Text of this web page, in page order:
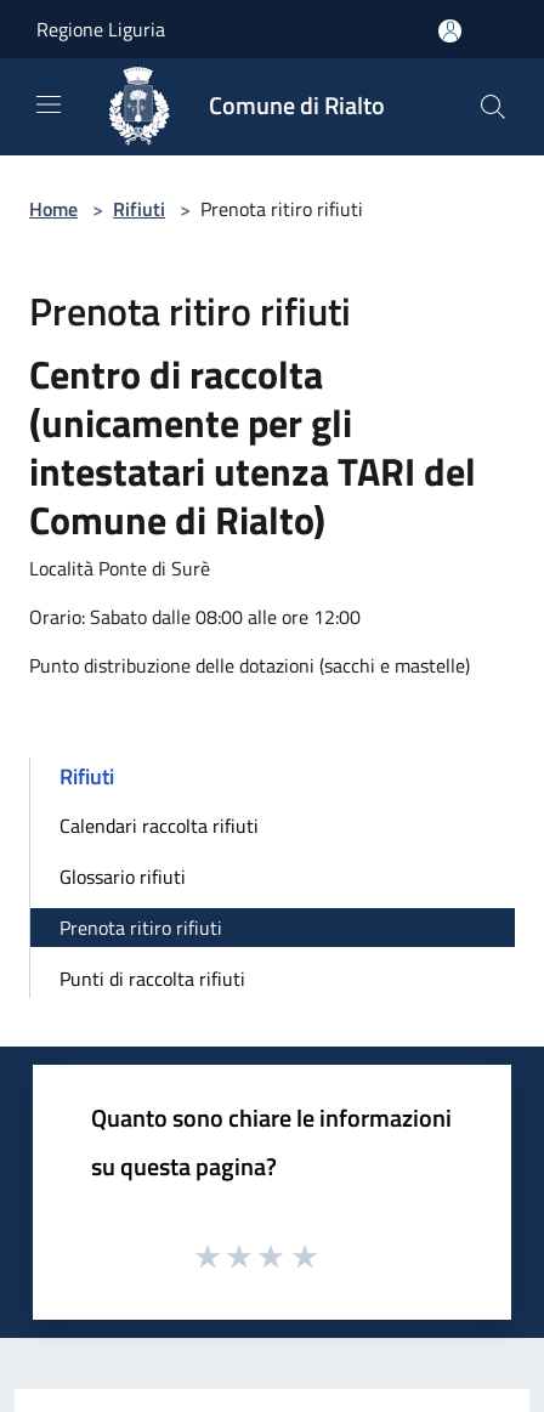
Regione Liguria
Comune di Rialto
Home > Rifiuti > Prenota ritiro rifiuti
Prenota ritiro rifiuti
Centro di raccolta
(unicamente per gli
intestatari utenza TARI del
Comune di Rialto)
Località Ponte di Surè
Orario: Sabato dalle 08:00 alle ore 12:00
Punto distribuzione delle dotazioni (sacchi e mastelle)
Rifiuti
Calendari raccolta rifiuti
Glossario rifiuti
Prenota ritiro rifiuti
Punti di raccolta rifiuti
Quanto sono chiare le informazioni
su questa pagina?